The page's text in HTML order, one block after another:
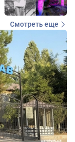
Смотреть еще